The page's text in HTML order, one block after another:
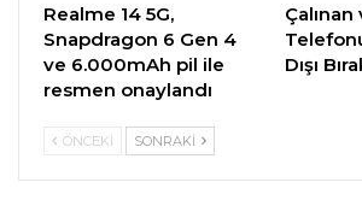
Realme 14 5G,
Snapdragon 6 Gen 4
ve 6.000mAh pil ile
resmen onaylandı
Dışı
ÖNCEKI SONRAKI